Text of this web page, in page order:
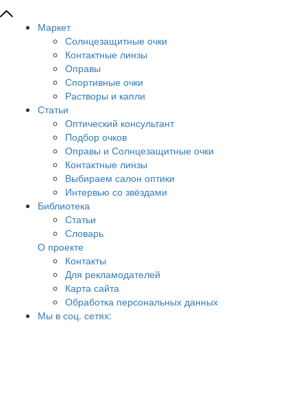
Маркет
Солнцезащитные очки
Контактные линзы
Оправы
Спортивные очки
Растворы и капли
Статьи
Оптический консультант
Подбор очков
Оправы и Солнцезащитные очки
Контактные линзы
Выбираем салон оптики
Интервью со звёздами
Библиотека
Статьи
Словарь
О проекте
Контакты
Для рекламодателей
Карта сайта
Обработка персональных данных
Мы в соц. сетях: